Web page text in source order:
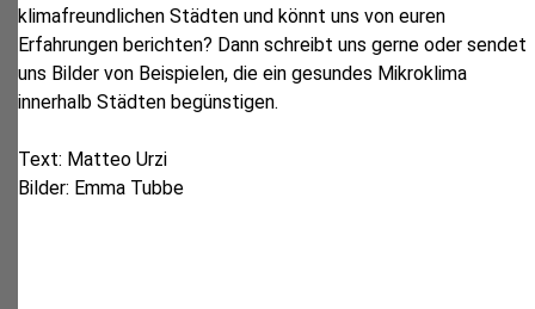
klimafreundlichen Städten und könnt uns von euren
Erfahrungen berichten? Dann schreibt uns gerne oder sendet
uns Bilder von Beispielen, die ein gesundes Mikroklima
innerhalb Städten begünstigen.
Text: Matteo Urzi
Bilder: Emma Tubbe